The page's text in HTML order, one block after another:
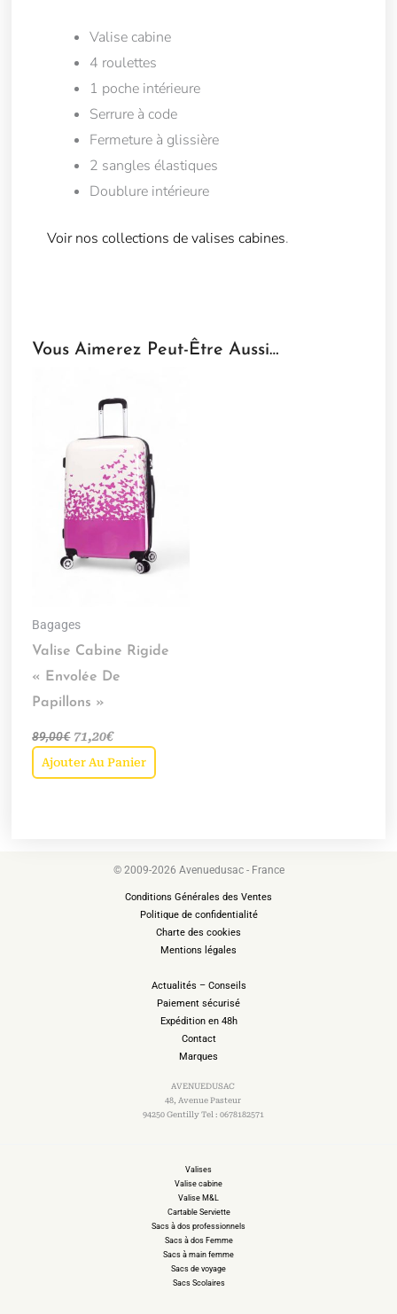
Valise cabine
4 roulettes
1 poche intérieure
Serrure à code
Fermeture à glissière
2 sangles élastiques
Doublure intérieure
Voir nos collections de valises cabines.
Vous Aimerez Peut-Être Aussi…
Bagages
Valise Cabine Rigide
« Envolée De
Papillons »
89,00€ 71,20€
Ajouter Au Panier
© 2009-2026 Avenuedusac - France
Conditions Générales des Ventes
Politique de confidentialité
Charte des cookies
Mentions légales
Actualités – Conseils
Paiement sécurisé
Expédition en 48h
Contact
Marques
AVENUEDUSAC
48, Avenue Pasteur
94250 Gentilly Tel : 0678182571
Valises
Valise cabine
Valise M&L
Cartable Serviette
Sacs à dos professionnels
Sacs à dos Femme
Sacs à main femme
Sacs de voyage
Sacs Scolaires